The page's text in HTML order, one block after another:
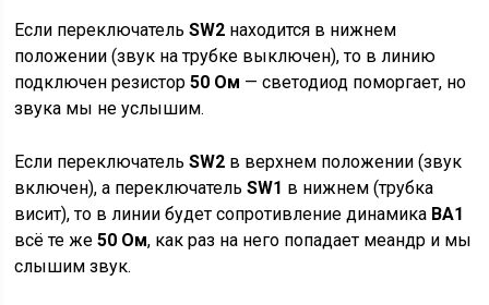
Если переключательSW2 находится в нижнем
положении (звук на трубке выключен), то в линию
подключен резистор50 Ом — светодиод поморгает, но
звука мы не услышим.
Если переключательSW2 в верхнем положении (звук
включен), а переключательSW1 в нижнем (трубка
висит), то в линии будет сопротивление динамика BA1
всё те же50 Ом, как раз на него попадает меандр и мы
слышим звук.